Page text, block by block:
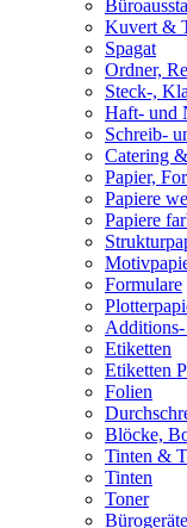
Kuvert &
Spagat
Ordner,
Steck-,
Haft- und
Schreib-
Catering
Papier,
Papiere
Papiere
Formulare
Additions-
Etiketten
Etiketten
Folien
Blöcke,
Tinten &
Tinten
Toner
Bürogeräte